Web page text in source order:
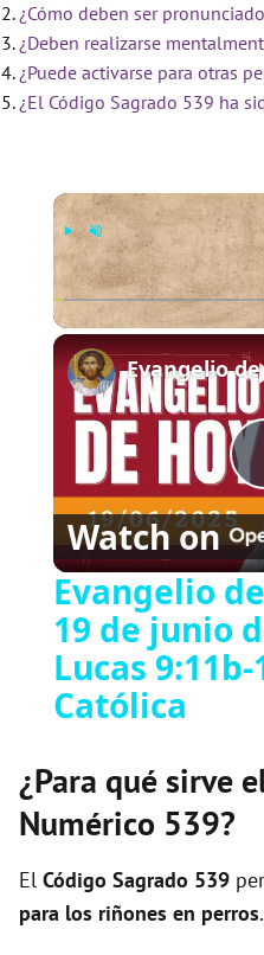
¿Cómo deben ser
¿Deben realizarse
¿Puede activarse para otras
¿El Código Sagrado 539 ha
Watch on
Evangelio
19 de junio
Lucas
Católica
¿Para qué sirve
Numérico 539?
El Código Sagrado 539
para los riñones en perros.